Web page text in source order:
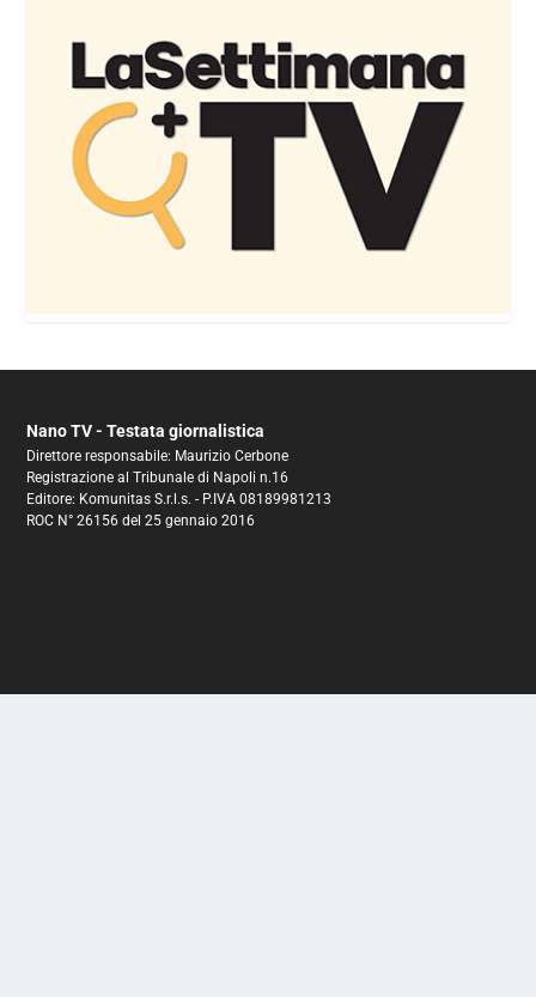
Nano TV - Testata giornalistica
Direttore responsabile: Maurizio Cerbone
Registrazione al Tribunale di Napoli n.16
Editore: Komunitas S.r.l.s. - P.IVA 08189981213
ROC N° 26156 del 25 gennaio 2016